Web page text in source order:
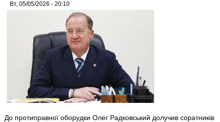
Вт, 05/05/2026 - 20:10
До протиправної оборудки Олег Радковський долучив соратників